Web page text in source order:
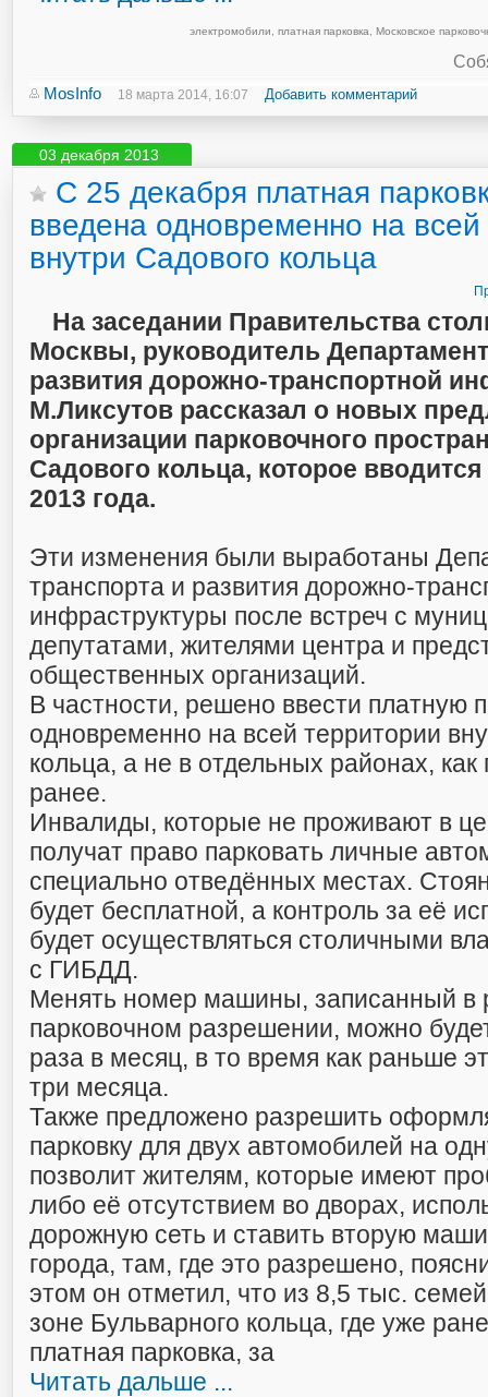
электромобили платная парковка Московское
MosInfo 18 марта 2014, 16:07 Добавить комментарий
03 декабря 2013
С 25 декабря платная
введена одновременно на
внутри Садового кольца
На заседании Правительства
Москвы, руководитель
развития дорожно-транспортной
М.Ликсутов рассказал о новых
организации парковочного
Садового кольца, которое
2013 года.
Эти изменения были выработаны
транспорта и развития дорожно-
инфраструктуры после встреч с
депутатами, жителями центра и
общественных организаций.
В частности, решено ввести платную
одновременно на всей территории
кольца, а не в отдельных районах,
ранее.
Инвалиды, которые не проживают в
получат право парковать личные
специально отведённых местах.
будет бесплатной, а контроль за её
будет осуществляться столичными
с ГИБДД.
Менять номер машины, записанный в
парковочном разрешении, можно
раза в месяц, в то время как раньше
три месяца.
Также предложено разрешить
парковку для двух автомобилей на
позволит жителям, которые имеют
либо её отсутствием во дворах,
дорожную сеть и ставить вторую
города, там, где это разрешено,
этом он отметил, что из 8,5 тыс.
зоне Бульварного кольца, где уже
платная парковка, за
Читать дальше ...